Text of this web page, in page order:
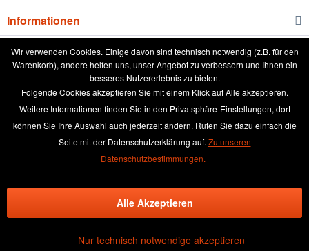
Informationen
Newsletter
* Alle Preise inkl. gesetzl. Mehrwertsteuer zzgl.Versandkosten
und ggf.
Nachnahmegebühren, wenn nicht anders beschrieben
aktuelle Preisliste
Anleitung runde Leinwand wässern
Händler-Login
Kundenmeinungen
Versand und Zahlungsbedingungen
Wir verwenden Cookies. Einige davon sind technisch notwendig (z.B. für den
Warenkorb), andere helfen uns, unser Angebot zu verbessern und Ihnen ein
besseres Nutzererlebnis zu bieten.
Folgende Cookies akzeptieren Sie mit einem Klick auf Alle akzeptieren.
Weitere Informationen finden Sie in den Privatsphäre-Einstellungen, dort
können Sie Ihre Auswahl auch jederzeit ändern. Rufen Sie dazu einfach die
Seite mit der Datenschutzerklärung auf. Zu unseren
Datenschutzbestimmungen.
Nur technisch notwendige akzeptieren
Alle Akzeptieren